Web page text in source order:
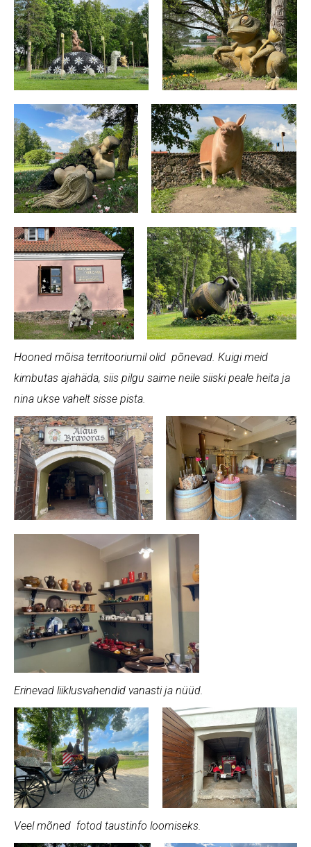
Hooned mõisa territooriumil olid põnevad. Kuigi meid
kimbutas ajahäda, siis pilgu saime neile siiski peale heita ja
nina ukse vahelt sisse pista.
Erinevad liiklusvahendid vanasti ja nüüd.
Veel mõned fotod taustinfo loomiseks.